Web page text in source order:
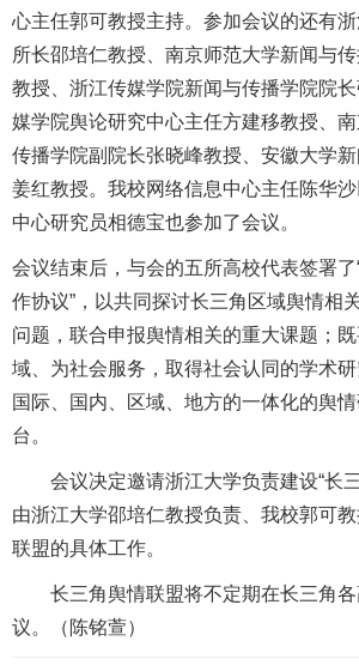
心主任郭可教授主持。参加会议的还有
所长邵培仁教授、南京师范大学新闻与
教授、浙江传媒学院新闻与传播学院院
媒学院舆论研究中心主任方建移教授、
传播学院副院长张晓峰教授、安徽大学
姜红教授。我校网络信息中心主任陈华
中心研究员相德宝也参加了会议。
会议结束后，与会的五所高校代表签署
作协议”，以共同探讨长三角区域舆情相
问题，联合申报舆情相关的重大课题；
域、为社会服务，取得社会认同的学术
国际、国内、区域、地方的一体化的舆
台。
会议决定邀请浙江大学负责建设“长三
由浙江大学邵培仁教授负责、我校郭可
联盟的具体工作。
长三角舆情联盟将不定期在长三角各
议。（ 陈铭萱）